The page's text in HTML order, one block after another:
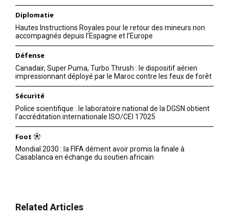
Diplomatie
Hautes Instructions Royales pour le retour des mineurs non
accompagnés depuis l’Espagne et l’Europe
Défense
Canadair, Super Puma, Turbo Thrush : le dispositif aérien
impressionnant déployé par le Maroc contre les feux de forêt
Sécurité
Police scientifique : le laboratoire national de la DGSN obtient
l’accréditation internationale ISO/CEI 17025
Foot
Mondial 2030 : la FIFA dément avoir promis la finale à
Casablanca en échange du soutien africain
Related Articles